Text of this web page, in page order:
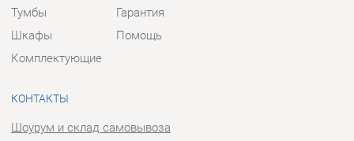
Адрес: г. Екатеринбург, пер.
Базовый, 47
Телефон: +7 (903) 000-00-00
Пн - Пт:10:00 - 18:00 (GMT+5)